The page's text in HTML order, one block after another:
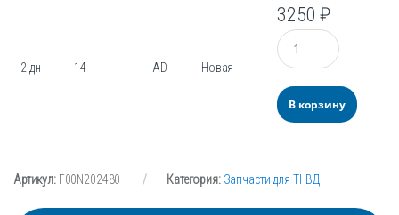
2 дн 14 AD Новая
3250₽
Количество
В корзину
Артикул: F00N202480 Категория: Запчасти для ТНВД